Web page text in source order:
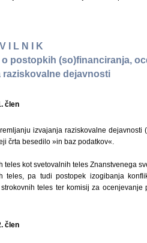
I L N I K
postopkih (so)financiranja,
dejavnosti
člen
izvajanja raziskovalne dejavnosti
črta besedilo »in baz podatkov«.
kot svetovalnih teles Znanstvenega
pa tudi postopek izogibanja
teles ter komisij za ocenjevanje
člen